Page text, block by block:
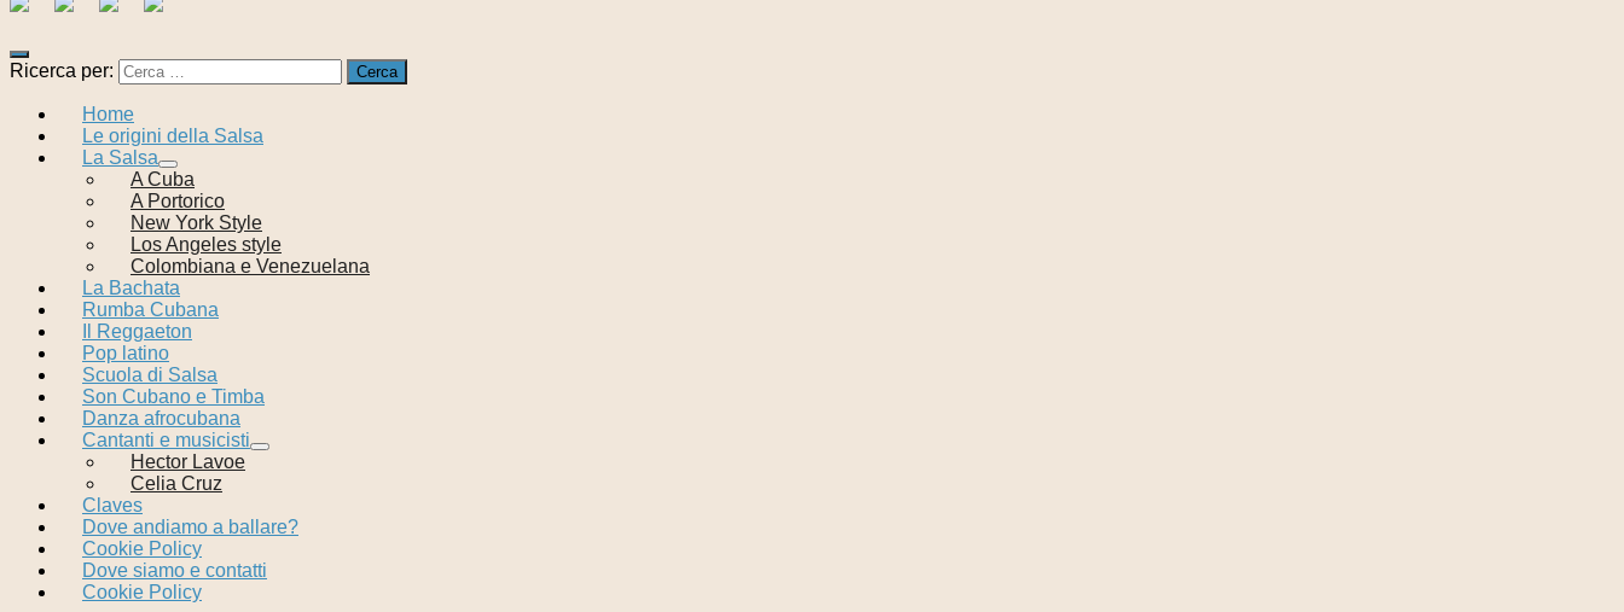
Ricerca per:
Home
Le origini della Salsa
La Salsa
A Cuba
A Portorico
New York Style
Los Angeles style
Colombiana e Venezuelana
La Bachata
Rumba Cubana
Il Reggaeton
Pop latino
Scuola di Salsa
Son Cubano e Timba
Danza afrocubana
Cantanti e musicisti
Hector Lavoe
Celia Cruz
Claves
Dove andiamo a ballare?
Cookie Policy
Dove siamo e contatti
Cookie Policy